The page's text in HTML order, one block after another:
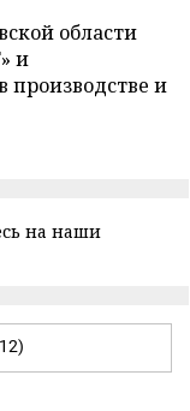
области
и
и
на наши